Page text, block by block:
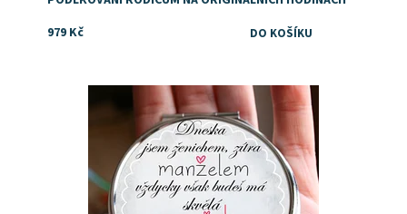
979 Kč
Dostupnost: Skladem